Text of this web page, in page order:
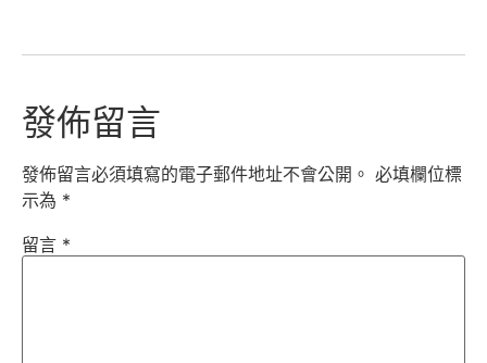
發佈留言
發佈留言必須填寫的電子郵件地址不會公開。 必填欄位標
示為 *
留言 *